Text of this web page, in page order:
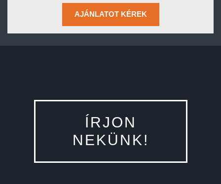
AJÁNLATOT KÉREK
ÍRJON
NEKÜNK!